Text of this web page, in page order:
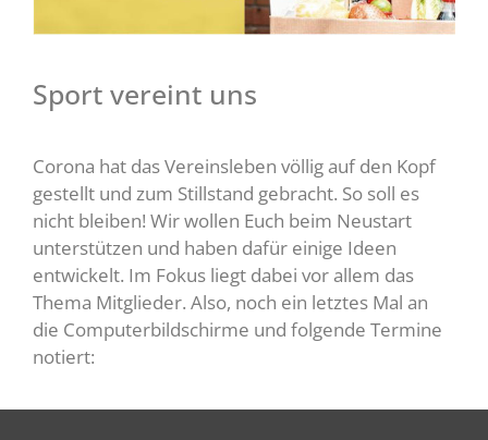
Sport vereint uns
Corona hat das Vereinsleben völlig auf den Kopf
gestellt und zum Stillstand gebracht. So soll es
nicht bleiben! Wir wollen Euch beim Neustart
unterstützen und haben dafür einige Ideen
entwickelt. Im Fokus liegt dabei vor allem das
Thema Mitglieder. Also, noch ein letztes Mal an
die Computerbildschirme und folgende Termine
notiert: